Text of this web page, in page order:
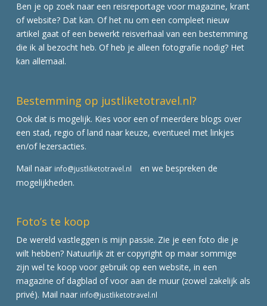
Ben je op zoek naar een reisreportage voor magazine, krant
of website? Dat kan. Of het nu om een compleet nieuw
artikel gaat of een bewerkt reisverhaal van een bestemming
die ik al bezocht heb. Of heb je alleen fotografie nodig? Het
kan allemaal.
Bestemming op justliketotravel.nl?
Ook dat is mogelijk. Kies voor een of meerdere blogs over
een stad, regio of land naar keuze, eventueel met linkjes
en/of lezersacties.
Mail naar info@justliketotravel.nl
en we bespreken de
mogelijkheden.
Foto’s te koop
De wereld vastleggen is mijn passie. Zie je een foto die je
wilt hebben? Natuurlijk zit er copyright op maar sommige
zijn wel te koop voor gebruik op een website, in een
magazine of dagblad of voor aan de muur (zowel zakelijk als
privé). Mail naar info@justliketotravel.nl